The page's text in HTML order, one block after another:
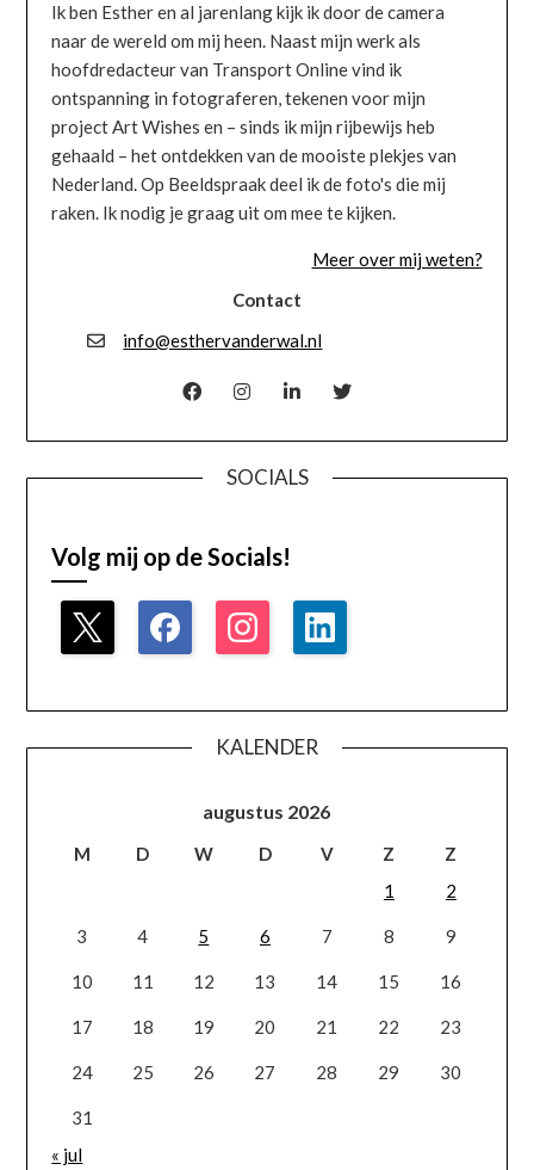
Ik ben Esther en al jarenlang kijk ik door de camera
naar de wereld om mij heen. Naast mijn werk als
hoofdredacteur van Transport Online vind ik
ontspanning in fotograferen, tekenen voor mijn
project Art Wishes en – sinds ik mijn rijbewijs heb
gehaald – het ontdekken van de mooiste plekjes van
Nederland. Op Beeldspraak deel ik de foto's die mij
raken. Ik nodig je graag uit om mee te kijken.
Meer over mij weten?
Contact
info@esthervanderwal.nl
SOCIALS
Volg mij op de Socials!
KALENDER
augustus 2026
M D W D V Z
Z
1
2
3 4 5 6 7 8 9
10 11 12 13 14 15 16
17 18 19 20 21 22 23
24 25 26 27 28 29 30
31
« jul